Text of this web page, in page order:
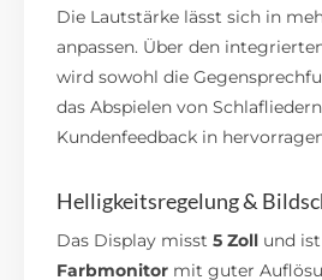
Die Lautstärke lässt sich in
anpassen. Über den
wird sowohl die
das Abspielen von
Kundenfeedback in
Helligkeitsregelung &
Das Display misst5 Zoll und
Farbmonitor mit guter